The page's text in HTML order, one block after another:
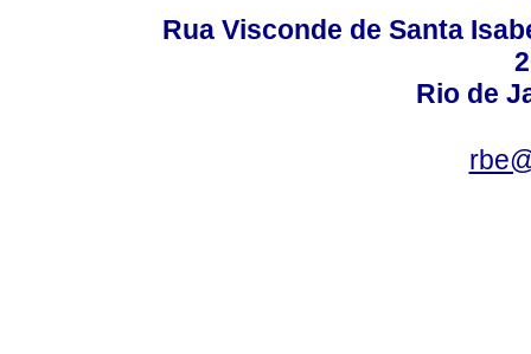
Rua Visconde de Santa
Rio de